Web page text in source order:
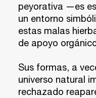
peyorativa —es
un entorno
estas malas
de apoyo
Sus formas, a
universo natural
rechazado